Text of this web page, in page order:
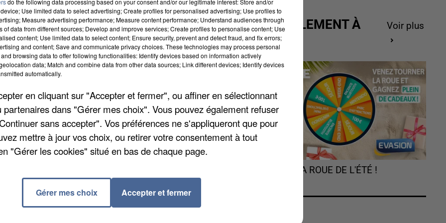
en-Yvelines
le parc municipal et le centre-ville de 9h à 18h
et sculpteurs d’art et un vide-greniers. Sur
parcours draisienne et vélo, des spectacles, des
un espace bien-être. Entrée gratuite. Foodtrucks
pour la santé.
ces 24 et 25 mai
la salle Jean-Baptiste Clément pour Ludo’solidaire.
de jeux de société, initiation au jeu de rôle, tournois,
au chapeau dimanche de 10h30 à 23h30 et lundi
populaire de faire partir des enfants, des familles
ACTUELLEMENT À
GAGNER
Voir plus
TOURNEZ LA ROUE DE L'ÉTÉ !
do the following data processing based on your consent and/or our legitimate interest: Store and/or
Use limited data to select advertising; Create profiles for personalised advertising; Use profiles to
Measure advertising performance; Measure content performance; Understand audiences through
of data from different sources; Develop and improve services; Create profiles to personalise content; Use
content; Use limited data to select content; Ensure security, prevent and detect fraud, and fix errors;
and content; Save and communicate privacy choices. These technologies may process personal
browsing data to offer following functionalities: Identify devices based on information actively
data; Match and combine data from other data sources; Link different devices; Identify devices
automatically.
en cliquant sur "Accepter et fermer", ou affiner en sélectionnant
partenaires dans "Gérer mes choix". Vous pouvez également refuser
sans accepter". Vos préférences ne s'appliqueront que pour
mettre à jour vos choix, ou retirer votre consentement à tout
"Gérer les cookies" situé en bas de chaque page.
Gérer mes choix Accepter et fermer